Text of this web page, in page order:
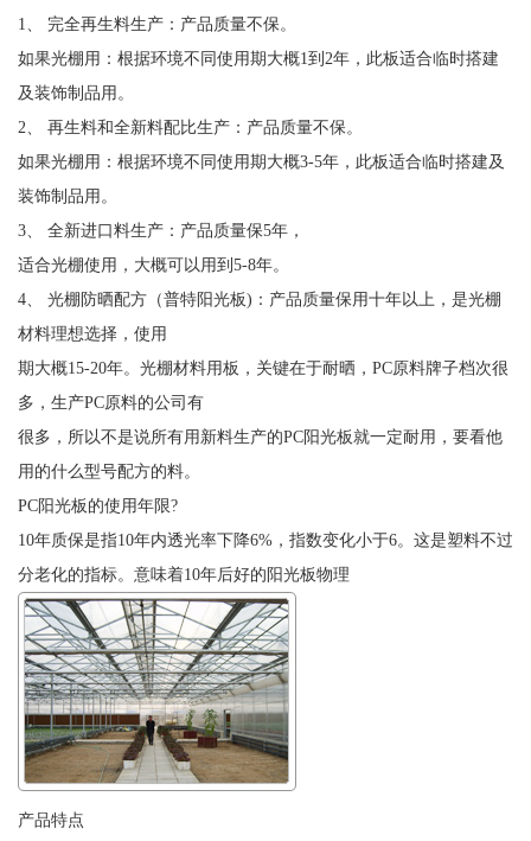
1、 完全再生料生产：产品质量不保。
如果光棚用：根据环境不同使用期大概1到2年，此板适合临时搭建
及装饰制品用。
2、 再生料和全新料配比生产：产品质量不保。
如果光棚用：根据环境不同使用期大概3-5年，此板适合临时搭建及
装饰制品用。
3、 全新进口料生产：产品质量保5年，
适合光棚使用，大概可以用到5-8年。
4、 光棚防晒配方（普特阳光板)：产品质量保用十年以上，是光棚
材料理想选择，使用
期大概15-20年。光棚材料用板，关键在于耐晒，PC原料牌子档次很
多，生产PC原料的公司有
很多，所以不是说所有用新料生产的PC阳光板就一定耐用，要看他
用的什么型号配方的料。
PC阳光板的使用年限?
10年质保是指10年内透光率下降6%，指数变化小于6。这是塑料不过
分老化的指标。意味着10年后好的阳光板物理
产品特点